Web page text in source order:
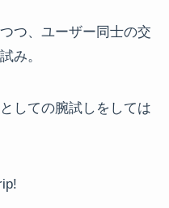
つ、ユーザー同士の交
み。
しての腕試しをしては